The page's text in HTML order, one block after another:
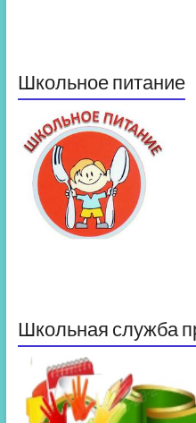
Школьное питание
Школьная служба